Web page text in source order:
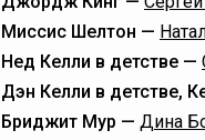
Миссис Шелтон —
Нед Келли в детстве —
Дэн Келли в детстве,
Бриджит Мур — Дина